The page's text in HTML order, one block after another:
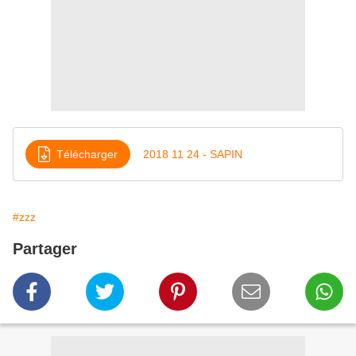
Télécharger 2018 11 24 - SAPIN
#zzz
Partager